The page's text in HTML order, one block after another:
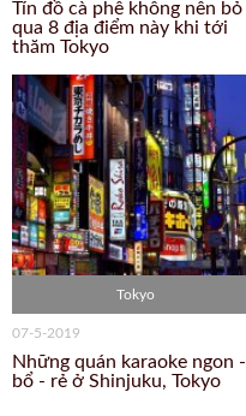
Tín đồ cà phê không nên bỏ
qua 8 địa điểm này khi tới
thăm Tokyo
Tokyo
07-5-2019
Những quán karaoke ngon -
bổ - rẻ ở Shinjuku, Tokyo